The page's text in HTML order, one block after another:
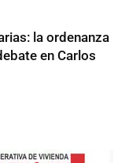
la ordenanza
en Carlos